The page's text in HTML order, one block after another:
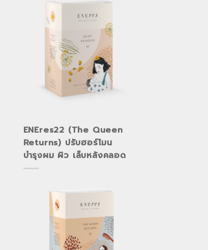
ENEres22 (The Queen
Returns) ปรับฮอร์โมน
บำรุงผม ผิว เล็บหลังคลอด